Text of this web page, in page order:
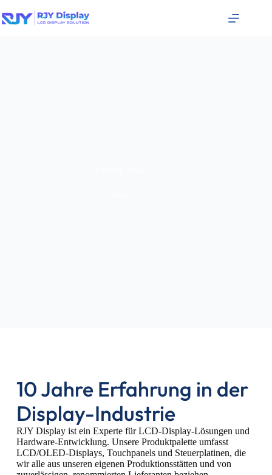
10 Jahre Erfahrung in der
Display-Industrie
RJY Display ist ein Experte für LCD-Display-Lösungen und
Hardware-Entwicklung. Unsere Produktpalette umfasst
LCD/OLED-Displays, Touchpanels und Steuerplatinen, die
wir alle aus unseren eigenen Produktionsstätten und von